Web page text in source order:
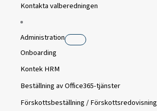
Kontakta valberedningen
Administration
Onboarding
Kontek HRM
Beställning av Office365-tjänster
Förskottsbeställning / Förskottsredovisning